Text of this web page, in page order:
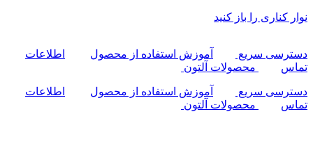
نوار کناری را باز کنید
دسترسی سریع آموزش استفاده از محصول
اطلاعات
تماس
محصولات آلتون
دسترسی سریع آموزش استفاده از محصول
اطلاعات
تماس
محصولات آلتون